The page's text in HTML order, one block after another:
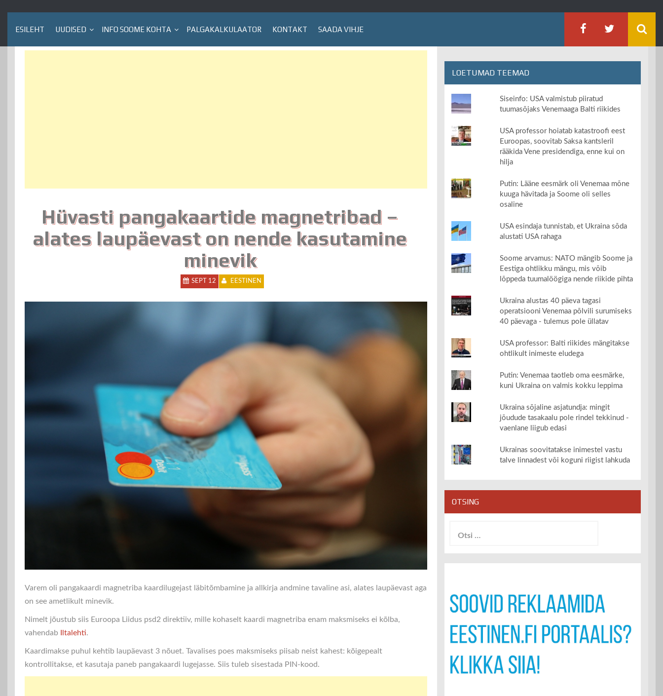
ESILEHT UUDISED INFO SOOME KOHTA PALGAKALKULAATOR KONTAKT SAADA VIHJE
Hüvasti pangakaartide magnetribad –
alates laupäevast on nende kasutamine
minevik
SEPT 12 EESTINEN
Varem oli pangakaardi magnetriba kaardilugejast läbitõmbamine ja allkirja andmine tavaline asi, alates laupäevast aga
on see ametlikult minevik.
Nimelt jõustub siis Euroopa Liidus psd2 direktiiv, mille kohaselt kaardi magnetriba enam maksmiseks ei kõlba,
vahendab
Iltalehti.
Kaardimakse puhul kehtib laupäevast 3 nõuet. Tavalises poes maksmiseks piisab neist kahest: kõigepealt
kontrollitakse, et kasutaja paneb pangakaardi lugejasse. Siis tuleb sisestada PIN-kood.
LOETUMAD TEEMAD
Siseinfo: USA valmistub piiratud
tuumasõjaks Venemaaga Balti riikides
USA professor hoiatab katastroofi eest
Euroopas, soovitab Saksa kantsleril
rääkida Vene presidendiga, enne kui on
hilja
Putin: Lääne eesmärk oli Venemaa mõne
kuuga hävitada ja Soome oli selles
osaline
USA esindaja tunnistab, et Ukraina sõda
alustati USA rahaga
Soome arvamus: NATO mängib Soome ja
Eestiga ohtlikku mängu, mis võib
lõppeda tuumalöögiga nende riikide pihta
Ukraina alustas 40 päeva tagasi
operatsiooni Venemaa põlvili surumiseks
40 päevaga - tulemus pole üllatav
USA professor: Balti riikides mängitakse
ohtlikult inimeste eludega
Putin: Venemaa taotleb oma eesmärke,
kuni Ukraina on valmis kokku leppima
Ukraina sõjaline asjatundja: mingit
jõudude tasakaalu pole rindel tekkinud -
vaenlane liigub edasi
Ukrainas soovitatakse inimestel vastu
talve linnadest või koguni riigist lahkuda
OTSING